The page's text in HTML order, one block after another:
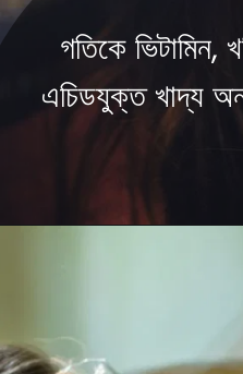
গতিকে ভিটামিন,
এচিডযুক্ত খাদ্য